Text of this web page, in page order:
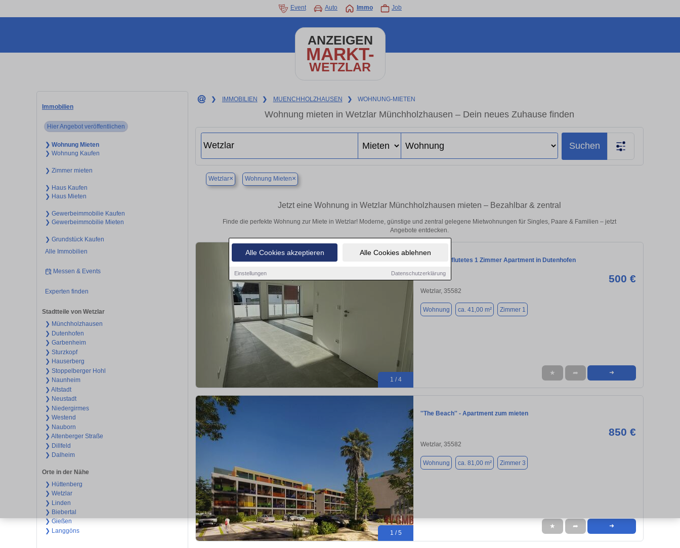
Alle Cookies akzeptieren Alle Cookies ablehnen
Einstellungen Datenschutzerklärung
Event Auto Immo Job
ANZEIGEN
MARKT-
WETZLAR
Immobilien
Hier Angebot veröffentlichen
❯ Wohnung Mieten
❯ Wohnung Kaufen
❯ Zimmer mieten
❯ Haus Kaufen
❯ Haus Mieten
❯ Gewerbeimmobilie Kaufen
❯ Gewerbeimmobilie Mieten
❯ Grundstück Kaufen
Alle Immobilien
Messen & Events
Experten finden
Stadtteile von Wetzlar
❯ Münchholzhausen
❯ Dutenhofen
❯ Garbenheim
❯ Sturzkopf
❯ Hauserberg
❯ Stoppelberger Hohl
❯ Naunheim
❯ Altstadt
❯ Neustadt
❯ Niedergirmes
❯ Westend
❯ Nauborn
❯ Altenberger Straße
❯ Dillfeld
❯ Dalheim
Orte in der Nähe
❯ Hüttenberg
❯ Wetzlar
❯ Linden
❯ Biebertal
❯ Gießen
❯ Langgöns
❯ IMMOBILIEN ❯ MUENCHHOLZHAUSEN ❯ WOHNUNG-MIETEN
Wohnung mieten in Wetzlar Münchholzhausen – Dein neues Zuhause finden
Suchen
Wetzlar× Wohnung Mieten×
Jetzt eine Wohnung in Wetzlar Münchholzhausen mieten – Bezahlbar & zentral
Finde die perfekte Wohnung zur Miete in Wetzlar! Moderne, günstige und zentral gelegene Mietwohnungen für Singles, Paare & Familien – jetzt
Angebote entdecken.
1 / 4
Lichtdurchflutetes 1 Zimmer Apartment in Dutenhofen
500 €
Wetzlar, 35582
Wohnung ca. 41,00 m² Zimmer 1
★ ➦ ➜
1 / 5
''The Beach'' - Apartment zum mieten
850 €
Wetzlar, 35582
Wohnung ca. 81,00 m² Zimmer 3
★ ➦ ➜